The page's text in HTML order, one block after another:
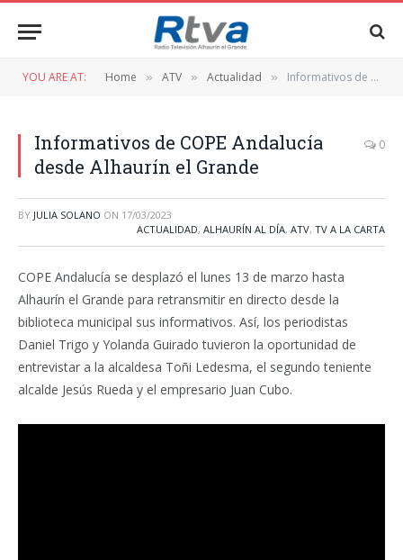
YOU ARE AT: Home » ATV » Actualidad » Informativos de COPE Andalucía desde Alhaurín el Grande
Informativos de COPE Andalucía
desde Alhaurín el Grande
0
BY JULIA SOLANO ON 17/03/2023
ACTUALIDAD, ALHAURÍN AL DÍA, ATV, TV A LA CARTA
COPE Andalucía se desplazó el lunes 13 de marzo hasta
Alhaurín el Grande para retransmitir en directo desde la
biblioteca municipal sus informativos. Así, los periodistas
Daniel Trigo y Yolanda Guirado tuvieron la oportunidad de
entrevistar a la alcaldesa Toñi Ledesma, el segundo teniente
alcalde Jesús Rueda y el empresario Juan Cubo.